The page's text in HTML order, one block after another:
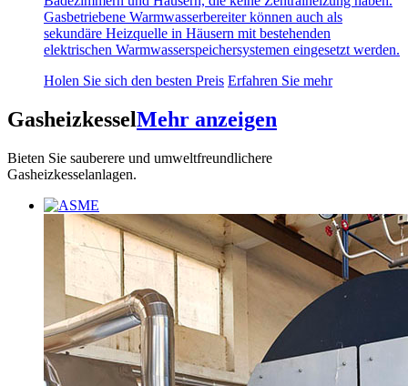
Gasbetriebene Warmwasserbereiter können auch als
sekundäre Heizquelle in Häusern mit bestehenden
elektrischen Warmwasserspeichersystemen eingesetzt werden.
Holen Sie sich den besten Preis Erfahren Sie mehr
GasheizkesselMehr anzeigen
Bieten Sie sauberere und umweltfreundlichere
Gasheizkesselanlagen.